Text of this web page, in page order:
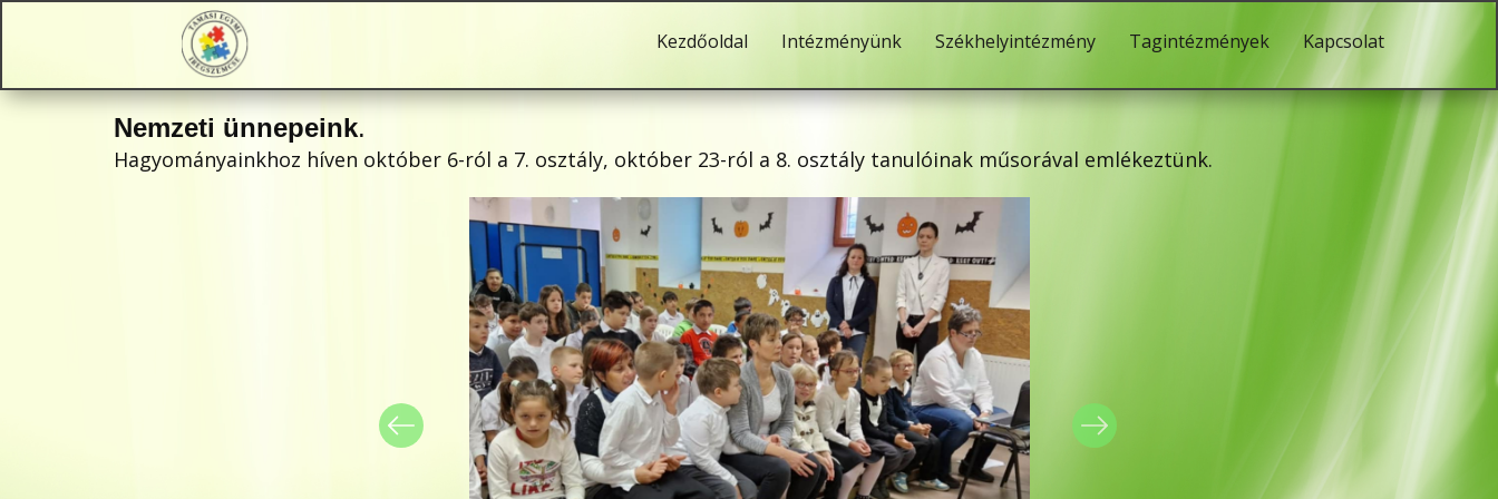
Kezdőoldal Intézményünk Székhelyintézmény Tagintézmények Kapcsolat
Nemzeti ünnepeink.
Hagyományainkhoz híven október 6-ról a 7. osztály, október 23-ról a 8. osztály tanulóinak műsorával emlékeztünk.